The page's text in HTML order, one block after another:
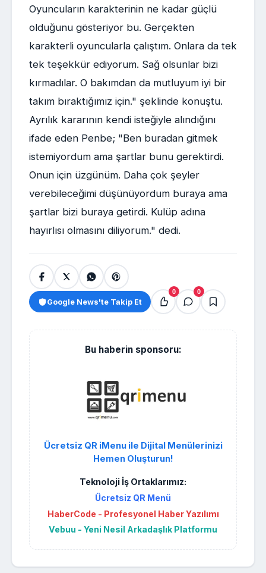
Oyuncuların karakterinin ne kadar güçlü
olduğunu gösteriyor bu. Gerçekten
karakterli oyuncularla çalıştım. Onlara da tek
tek teşekkür ediyorum. Sağ olsunlar bizi
kırmadılar. O bakımdan da mutluyum iyi bir
takım bıraktığımız için." şeklinde konuştu.
Ayrılık kararının kendi isteğiyle alındığını
ifade eden Penbe; "Ben buradan gitmek
istemiyordum ama şartlar bunu gerektirdi.
Onun için üzgünüm. Daha çok şeyler
verebileceğimi düşünüyordum buraya ama
şartlar bizi buraya getirdi. Kulüp adına
hayırlısı olmasını diliyorum." dedi.
Google News'te Takip Et
0 0
Bu haberin sponsoru:
Ücretsiz QR iMenu ile Dijital Menülerinizi
Hemen Oluşturun!
Teknoloji İş Ortaklarımız:
Ücretsiz QR Menü
HaberCode - Profesyonel Haber Yazılımı
Vebuu - Yeni Nesil Arkadaşlık Platformu